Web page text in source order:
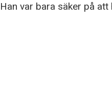
var bara säker på